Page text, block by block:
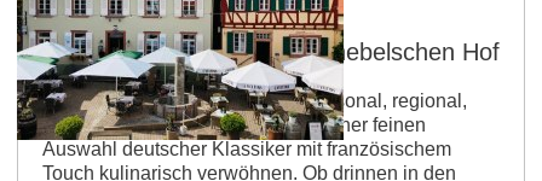
Nierstein
Weinrestaurant FÜNF im Knebelschen Hof
Betriebsart: Restaurant Küche: saisonal, regional,
vegetarisch Lassen Sie sich von einer feinen
Auswahl deutscher Klassiker mit französischem
Touch kulinarisch verwöhnen. Ob drinnen in den